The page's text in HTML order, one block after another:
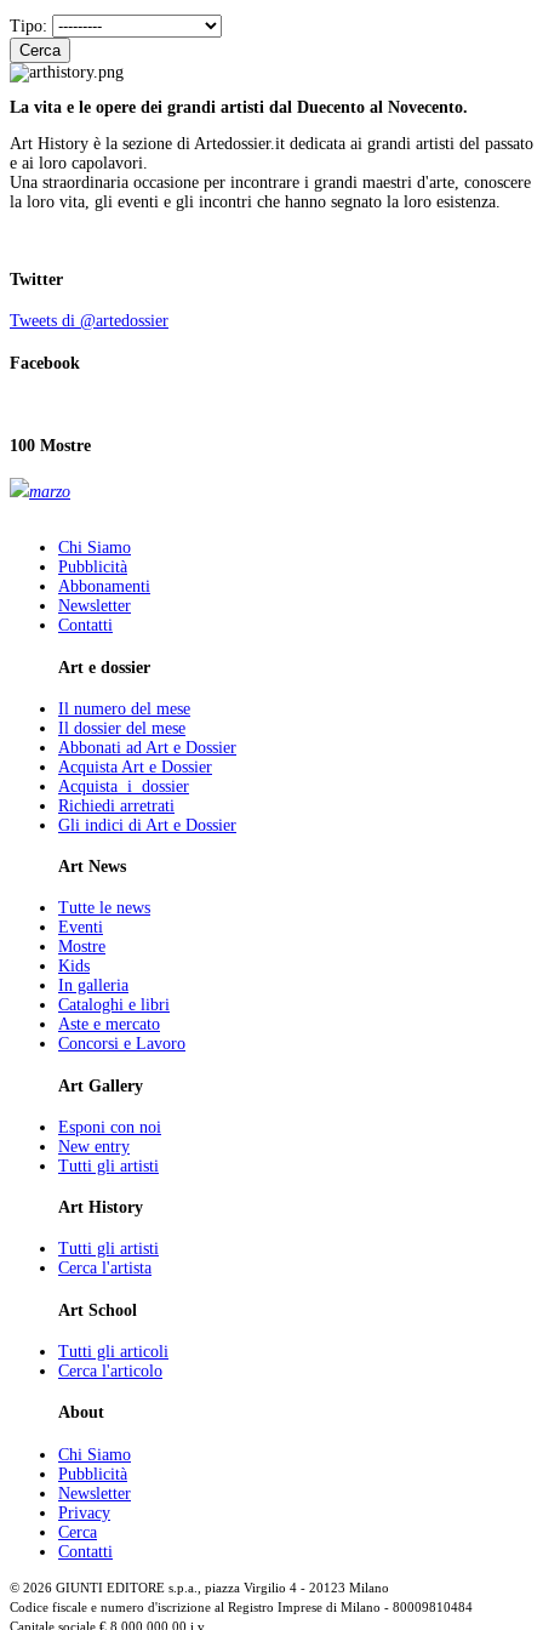
Tipo:
Cerca
La vita e le opere dei grandi artisti dal Duecento al Novecento.
Art History è la sezione di Artedossier.it dedicata ai grandi artisti del passato
e ai loro capolavori.
Una straordinaria occasione per incontrare i grandi maestri d'arte, conoscere
la loro vita, gli eventi e gli incontri che hanno segnato la loro esistenza.
Twitter
Tweets di @artedossier
Facebook
100 Mostre
marzo
Chi Siamo
Pubblicità
Abbonamenti
Newsletter
Contatti
Art e dossier
Il numero del mese
Il dossier del mese
Abbonati ad Art e Dossier
Acquista Art e Dossier
Acquista i dossier
Richiedi arretrati
Gli indici di Art e Dossier
Art News
Tutte le news
Eventi
Mostre
Kids
In galleria
Cataloghi e libri
Aste e mercato
Concorsi e Lavoro
Art Gallery
Esponi con noi
New entry
Tutti gli artisti
Art History
Tutti gli artisti
Cerca l'artista
Art School
Tutti gli articoli
Cerca l'articolo
About
Chi Siamo
Pubblicità
Newsletter
Privacy
Cerca
Contatti
© 2026 GIUNTI EDITORE s.p.a., piazza Virgilio 4 - 20123 Milano
Codice fiscale e numero d'iscrizione al Registro Imprese di Milano - 80009810484
Capitale sociale € 8.000.000,00 i.v.